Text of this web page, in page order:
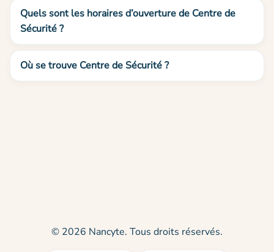
Quels sont les horaires d’ouverture de Centre de
Sécurité ?
Où se trouve Centre de Sécurité ?
© 2026 Nancyte. Tous droits réservés.